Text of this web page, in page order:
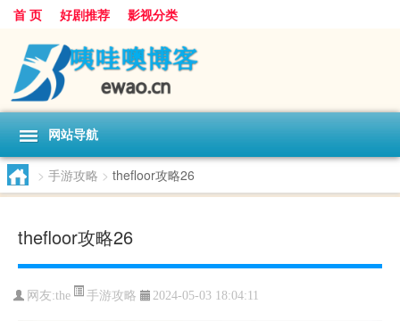
首 页 好剧推荐 影视分类
网站导航
> 手游攻略 > thefloor攻略26
thefloor攻略26
网友:the 手游攻略 2024-05-03 18:04:11